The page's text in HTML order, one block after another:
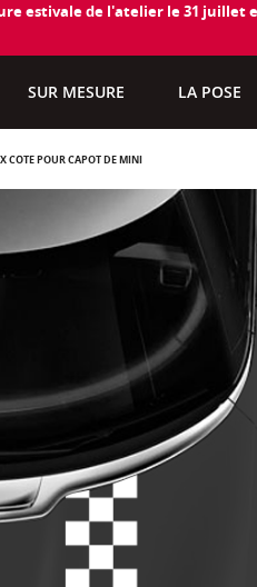
estivale de l'atelier le 31 juillet
SUR MESURE LA POSE
CÔTÉ POUR CAPOT DE MINI